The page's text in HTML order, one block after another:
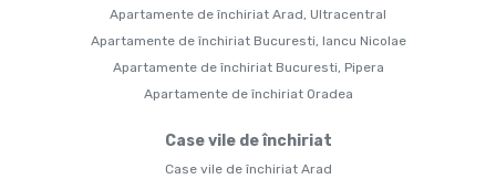
Apartamente de închiriat Arad, Ultracentral
Apartamente de închiriat Bucuresti, Iancu Nicolae
Apartamente de închiriat Bucuresti, Pipera
Apartamente de închiriat Oradea
Case vile de închiriat
Case vile de închiriat Arad